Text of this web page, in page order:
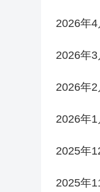
2026年4
2026年3
2026年2
2026年1
2025年
2025年